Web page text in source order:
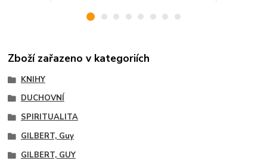
Zboží zařazeno v kategoriích
KNIHY
DUCHOVNÍ
SPIRITUALITA
GILBERT, Guy
GILBERT, GUY